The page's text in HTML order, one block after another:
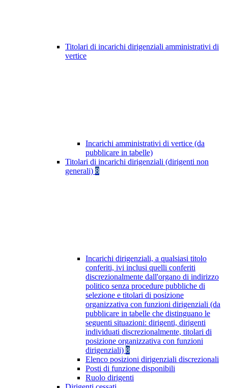
Titolari di incarichi dirigenziali amministrativi di
vertice
Incarichi amministrativi di vertice (da
pubblicare in tabelle)
Titolari di incarichi dirigenziali (dirigenti non
generali) 8
Incarichi dirigenziali, a qualsiasi titolo
conferiti, ivi inclusi quelli conferiti
discrezionalmente dall'organo di indirizzo
politico senza procedure pubbliche di
selezione e titolari di posizione
organizzativa con funzioni dirigenziali (da
pubblicare in tabelle che distinguano le
seguenti situazioni: dirigenti, dirigenti
individuati discrezionalmente, titolari di
posizione organizzativa con funzioni
dirigenziali) 8
Elenco posizioni dirigenziali discrezionali
Posti di funzione disponibili
Ruolo dirigenti